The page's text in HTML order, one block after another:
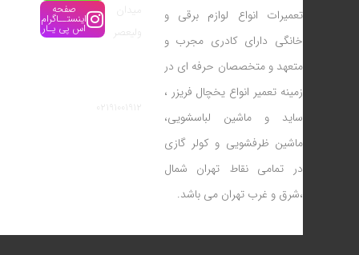
تعمیرات انواع لوازم برقی و
خانگی دارای کادری مجرب و
متعهد و متخصصان حرفه ای در
زمینه تعمیر انواع یخچال فریزر ،
ساید و ماشین لباسشویی،
ماشین ظرفشویی و کولر گازی
در تمامی نقاط تهران شمال
،شرق و غرب تهران می باشد.
میدان
ولیعصر
02191001912
صفحه
اینستــاگرام
اس پی یـار